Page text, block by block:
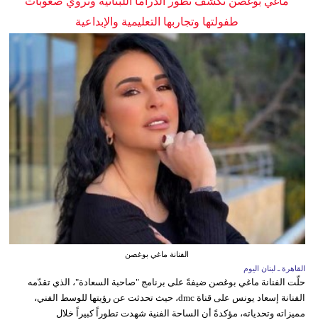
طفولتها وتجاربها التعليمية والإبداعية
الفنانة ماغي بوغصن
القاهرة ـ لبنان اليوم
حلّت الفنانة ماغي بوغصن ضيفةً على برنامج "صاحبة السعادة"، الذي تقدّمه
الفنانة إسعاد يونس على قناة dmc، حيث تحدثت عن رؤيتها للوسط الفني،
مميزاته وتحدياته، مؤكدةً أن الساحة الفنية شهدت تطوراً كبيراً خلال